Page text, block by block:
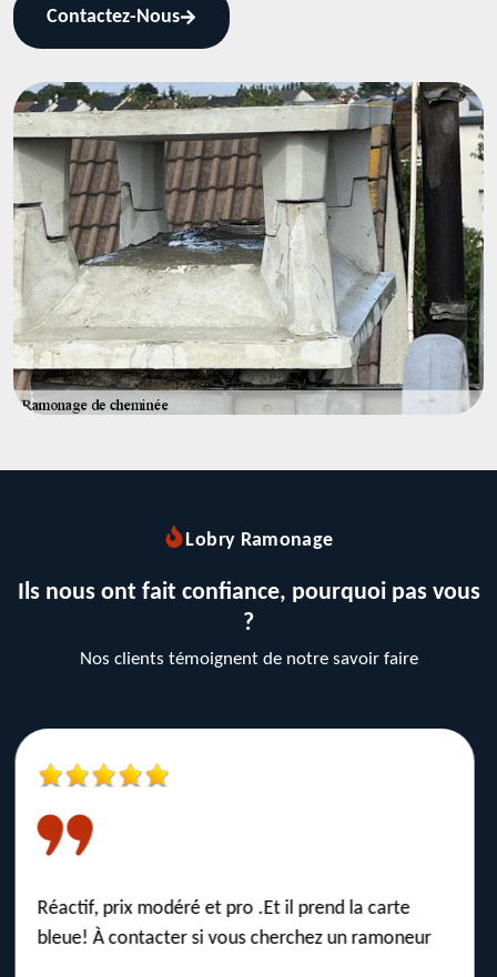
Contactez-Nous
Lobry Ramonage
Ils nous ont fait confiance, pourquoi pas vous
?
Nos clients témoignent de notre savoir faire
Je recommande la société Lobry pour faire
ramoner sa cheminée. Service rapide et efficace,